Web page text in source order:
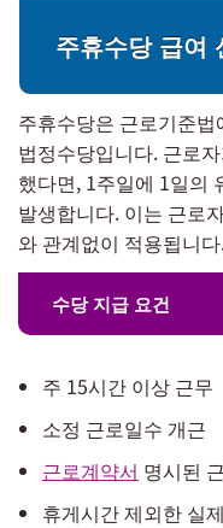
주휴수당 급여
주휴수당은 근로기준
법정수당입니다. 근로
했다면, 1주일에 1일의
발생합니다. 이는 근로
와 관계없이 적용됩니
수당 지급 요건
주 15시간 이상 근무
소정 근로일수 개근
근로계약서 명시된
휴게시간 제외한 실